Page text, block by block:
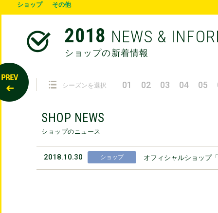
ショップ
その他
2018 NEWS &
ショップの新着情報
シーズンを選択 01 02 03 04 05
SHOP NEWS
ショップのニュース
2018.10.30 ショップ オフィシャルショップ